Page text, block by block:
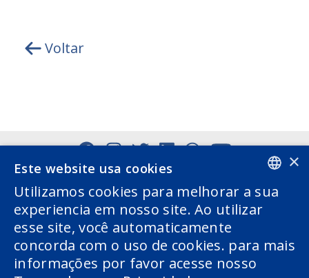
Voltar
PORTUGUESE
ENGLISH
×
Este website usa cookies
Utilizamos cookies para melhorar a sua
experiencia em nosso site. Ao utilizar
esse site, você automaticamente
concorda com o uso de cookies. para mais
informações por favor acesse nosso